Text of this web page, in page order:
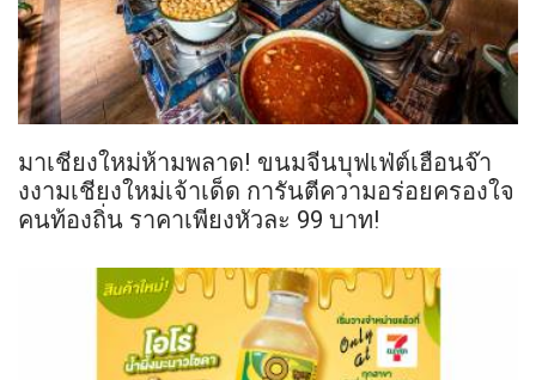
มาเชียงใหม่ห้ามพลาด! ขนมจีนบุฟเฟ่ต์เฮือนจ๊า
งงามเชียงใหม่เจ้าเด็ด การันตีความอร่อยครองใจ
คนท้องถิ่น ราคาเพียงหัวละ 99 บาท!